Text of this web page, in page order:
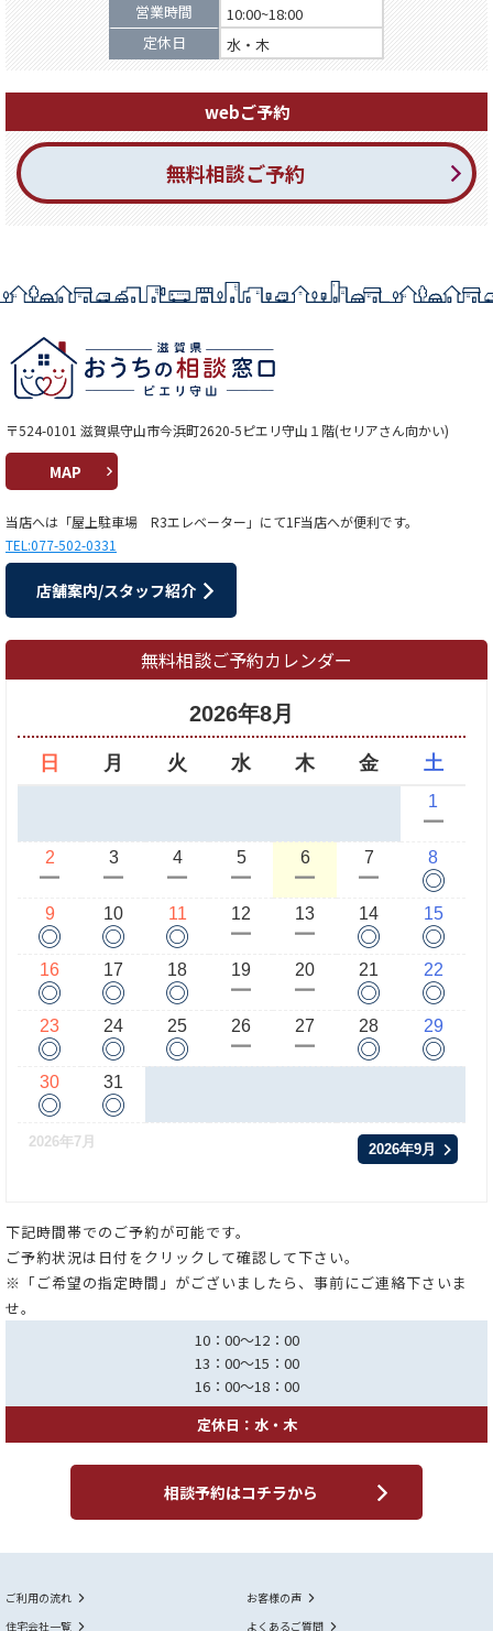
営業時間
10:00~18:00
定休日
水・木
webご予約
無料相談ご予約
〒524-0101 滋賀県守山市今浜町2620-5ピエリ守山１階(セリアさん向かい)
MAP
当店へは「屋上駐車場 R3エレベーター」にて1F当店へが便利です。
TEL:077-502-0331
店舗案内/スタッフ紹介
無料相談ご予約カレンダー
2026年8月
日 月 火 水 木 金 土
1
ー
2
ー
3
ー
4
ー
5
ー
6
ー
7
ー
8
◎
9
◎
10
◎
11
◎
12
ー
13
ー
14
◎
15
◎
16
◎
17
◎
18
◎
19
ー
20
ー
21
◎
22
◎
23
◎
24
◎
25
◎
26
ー
27
ー
28
◎
29
◎
30
◎
31
◎
2026年7月 2026年9月
下記時間帯でのご予約が可能です。
ご予約状況は日付をクリックして確認して下さい。
※「ご希望の指定時間」がございましたら、事前にご連絡下さいま
せ。
10：00～12：00
13：00～15：00
16：00～18：00
定休日：水・木
相談予約はコチラから
ご利用の流れ
お客様の声
住宅会社一覧
よくあるご質問